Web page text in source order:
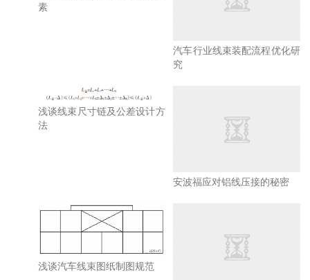
素
汽车行业线束装配流程优化研
究
浅谈线束尺寸链及公差设计方
法
安波福应对铝线压接的秘密
浅谈汽车线束图纸制图规范